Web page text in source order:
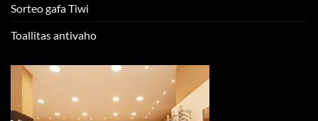
Sorteo gafa Tiwi
Toallitas antivaho